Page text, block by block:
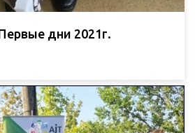
дни 2021г.